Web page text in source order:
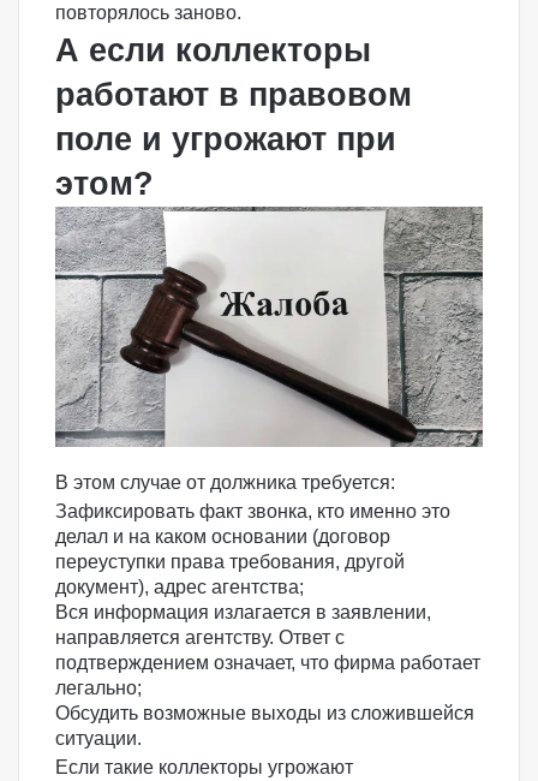
повторялось заново.
А если коллекторы
работают в правовом
поле и угрожают при
этом?
В этом случае от должника требуется:
Зафиксировать факт звонка, кто именно это
делал и на каком основании (договор
переуступки права требования, другой
документ), адрес агентства;
Вся информация излагается в заявлении,
направляется агентству. Ответ с
подтверждением означает, что фирма работает
легально;
Обсудить возможные выходы из сложившейся
ситуации.
Если такие коллекторы угрожают